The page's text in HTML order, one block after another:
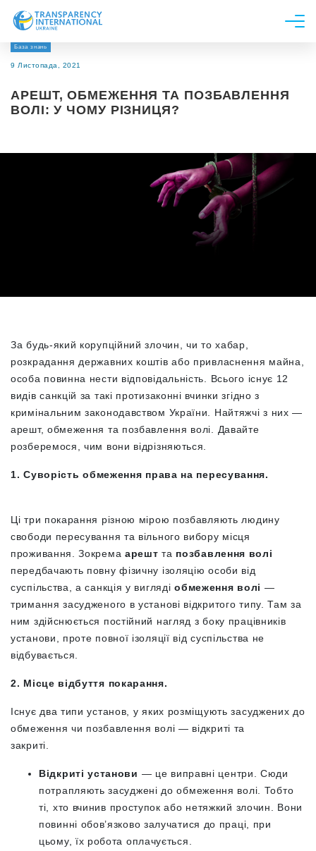
Про нас
Дослідження
Долучитися
База знань
9 Листопада, 2021
АРЕШТ, ОБМЕЖЕННЯ ТА ПОЗБАВЛЕННЯ
ВОЛІ: У ЧОМУ РІЗНИЦЯ?
За будь-який корупційний злочин, чи то хабар,
розкрадання державних коштів або привласнення майна,
особа повинна нести відповідальність. Всього існує 12
видів санкцій за такі протизаконні вчинки згідно з
кримінальним законодавством України. Найтяжчі з них—
арешт, обмеження та позбавлення волі. Давайте
розберемося, чим вони відрізняються.
1. Суворість обмеження права на пересування.
Ці три покарання різною мірою позбавляють людину
свободи пересування та вільного вибору місця
проживання. Зокрема арешт та позбавлення волі
передбачають повну фізичну ізоляцію особи від
суспільства, а санкція у виглядіобмеження волі —
тримання засудженого в установі відкритого типу. Там за
ним здійснюється постійний нагляд з боку працівників
установи, проте повної ізоляції від суспільства не
відбувається.
2. Місце відбуття покарання.
Існує два типи установ, у яких розміщують засуджених до
обмеження чи позбавлення волі — відкриті та
закриті.
Відкриті установи — це виправні центри. Сюди
потрапляють засуджені до обмеження волі. Тобто
ті, хто вчинив проступок або нетяжкий злочин. Вони
повинні обов’язково залучатися до праці, при
цьому, їх робота оплачується.